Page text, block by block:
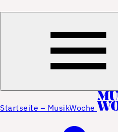
Startseite – MusikWoche